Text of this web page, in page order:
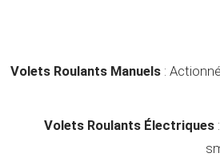
Volets Roulants Manuels:
Volets Roulants Électriques: